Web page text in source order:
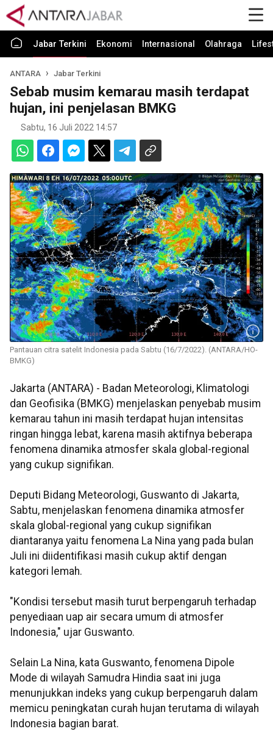
Jabar Terkini Ekonomi Internasional Olahraga
ANTARA Jabar Terkini
Sebab musim kemarau masih terdapat
hujan, ini penjelasan BMKG
Sabtu, 16 Juli 2022 14:57
Pantauan citra satelit Indonesia pada Sabtu (16/7/2022). (ANTARA/HO-
BMKG)
Jakarta (ANTARA) - Badan Meteorologi, Klimatologi
dan Geofisika (BMKG) menjelaskan penyebab musim
kemarau tahun ini masih terdapat hujan intensitas
ringan hingga lebat, karena masih aktifnya beberapa
fenomena dinamika atmosfer skala global-regional
yang cukup signifikan.
Deputi Bidang Meteorologi, Guswanto di Jakarta,
Sabtu, menjelaskan fenomena dinamika atmosfer
skala global-regional yang cukup signifikan
diantaranya yaitu fenomena La Nina yang pada bulan
Juli ini diidentifikasi masih cukup aktif dengan
kategori lemah.
"Kondisi tersebut masih turut berpengaruh terhadap
penyediaan uap air secara umum di atmosfer
Indonesia," ujar Guswanto.
Selain La Nina, kata Guswanto, fenomena Dipole
Mode di wilayah Samudra Hindia saat ini juga
menunjukkan indeks yang cukup berpengaruh dalam
memicu peningkatan curah hujan terutama di wilayah
Indonesia bagian barat.